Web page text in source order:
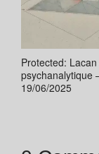
Protected: Lacan
psychanalytique
19/06/2025